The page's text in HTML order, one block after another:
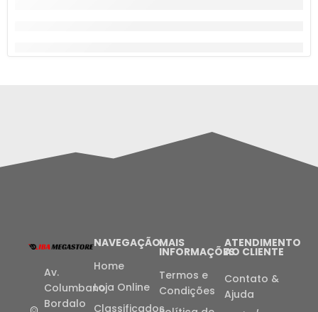
Av.
Columbano
Bordalo
NAVEGAÇÃO
Home
Loja Online
Classificados
MAIS
INFORMAÇÕES
Termos e
Condições
ATENDIMENTO
AO CLIENTE
Contato &
Ajuda